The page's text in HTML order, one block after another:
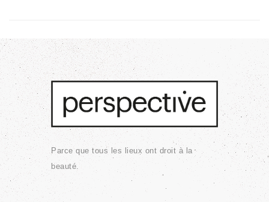
Parce que tous les lieux ont droit à la
beauté.